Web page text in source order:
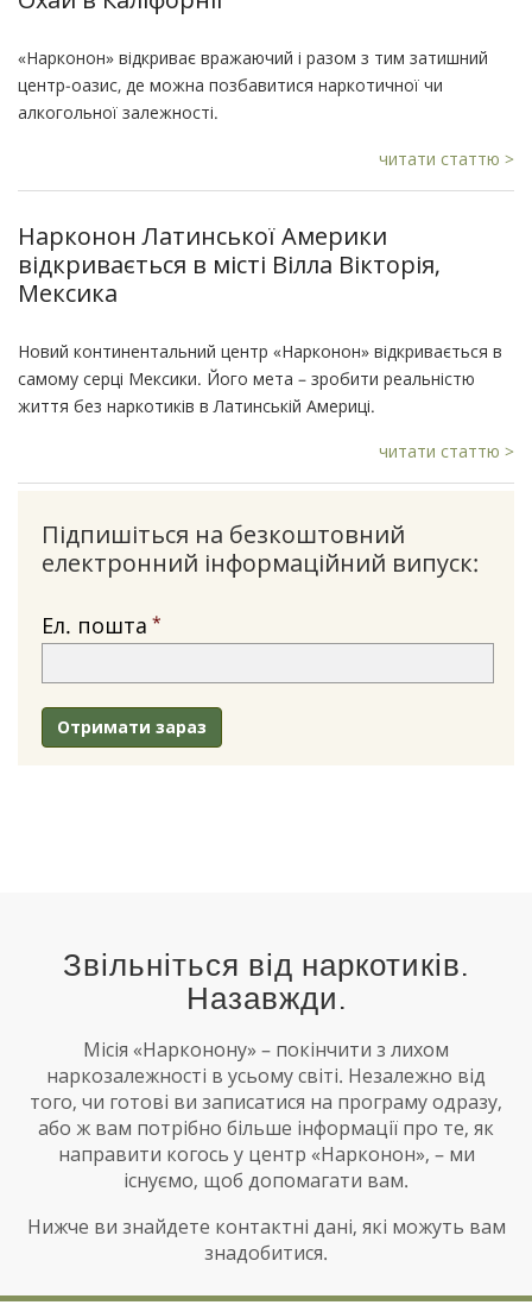
«Нарконон» відкриває вражаючий і разом з тим затишний
центр-оазис, де можна позбавитися наркотичної чи
алкогольної залежності.
читати статтю >
Нарконон Латинської Америки
відкривається в місті Вілла Вікторія,
Мексика
Новий континентальний центр «Нарконон» відкривається в
самому серці Мексики. Його мета – зробити реальністю
життя без наркотиків в Латинській Америці.
читати статтю >
Підпишіться на безкоштовний
електронний інформаційний випуск:
Ел. пошта
Отримати зараз
Звільніться від наркотиків.
Назавжди.
Місія «Нарконону» – покінчити з лихом
наркозалежності в усьому світі. Незалежно від
того, чи готові ви записатися на програму одразу,
або ж вам потрібно більше інформації про те, як
направити когось у центр «Нарконон», – ми
існуємо, щоб допомагати вам.
Нижче ви знайдете контактні дані, які можуть вам
знадобитися.